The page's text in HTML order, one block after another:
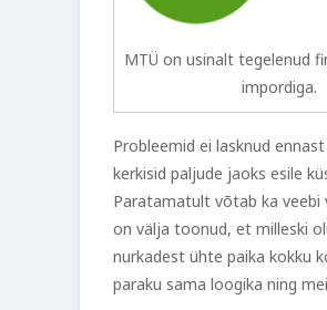
MTÜ on usinalt tegelenud
impordiga.
Probleemid ei lasknud
kerkisid paljude jaoks esile
Paratamatult võtab ka veebi
on välja toonud, et milleski
nurkadest ühte paika kokku
paraku sama loogika ning